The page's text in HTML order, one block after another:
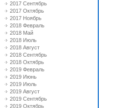
2017 Сентябрь
2017 Октябрь
2017 Ноябрь
2018 Февраль
2018 Май
2018 Июль
2018 Август
2018 Сентябрь
2018 Октябрь
2019 Февраль
2019 Июнь
2019 Июль
2019 Август
2019 Сентябрь
2019 Октябрь